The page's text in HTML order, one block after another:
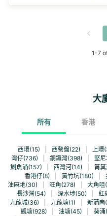
1-7
大
所有 香港
西環(15) 西營盤(22) 上環
灣仔(736)
銅鑼灣(398) 堅
鰂魚涌(157)
西灣河(14) 筲
香港仔(8)
黃竹坑(180)
油麻地(30)
旺角(278) 大角咀
長沙灣(54)
深水埗(50) 紅
九龍城(36)
九龍塘(1) 新蒲崗
觀塘(928)
油塘(45) 葵涌